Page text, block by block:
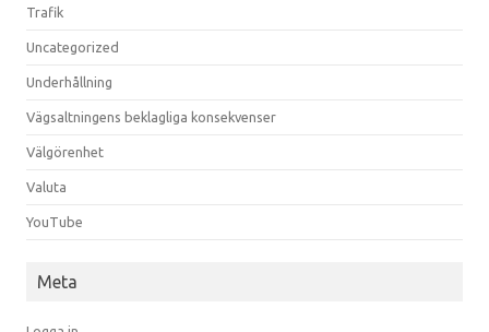
Trafik
Uncategorized
Underhållning
Vägsaltningens beklagliga konsekvenser
Välgörenhet
Valuta
YouTube
Meta